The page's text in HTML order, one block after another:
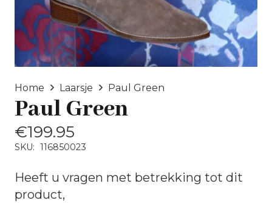
Home Laarsje Paul Green
Paul Green
€199.95
SKU: 116850023
Heeft u vragen met betrekking tot dit
product,